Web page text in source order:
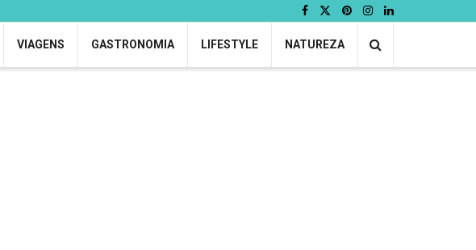
VIAGENS GASTRONOMIA LIFESTYLE NATUREZA